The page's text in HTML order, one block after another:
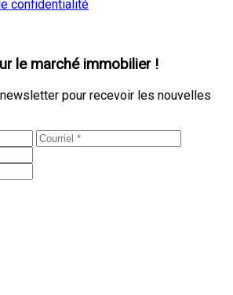
confidentialité
le marché immobilier !
pour recevoir les nouvelles